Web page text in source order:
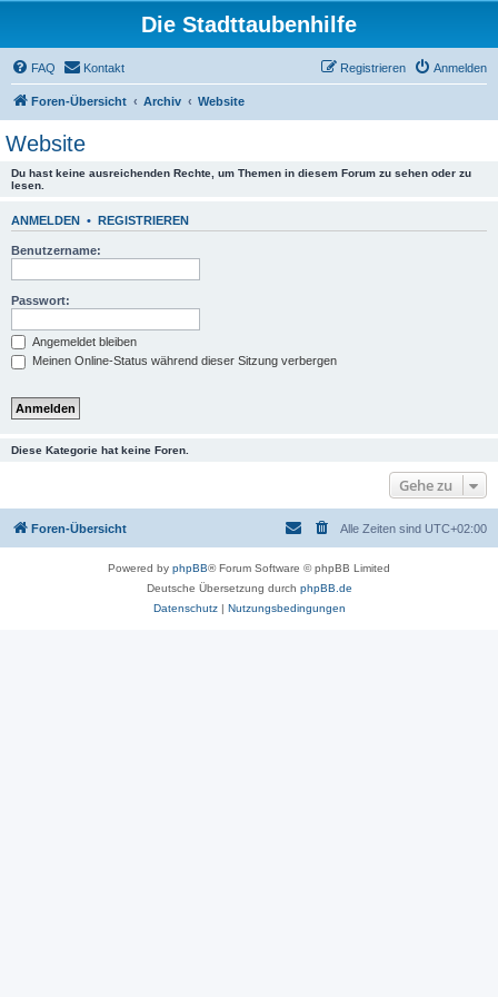
Die Stadttaubenhilfe
FAQ Kontakt Anmelden
Registrieren
Foren-Übersicht Archiv Website
Website
Du hast keine ausreichenden Rechte, um Themen in diesem Forum zu sehen oder zu
lesen.
ANMELDEN • REGISTRIEREN
Benutzername:
Passwort:
Angemeldet bleiben
Meinen Online-Status während dieser Sitzung verbergen
Diese Kategorie hat keine Foren.
Gehe zu
Foren-Übersicht Alle Zeiten sind UTC+02:00
Powered by phpBB® Forum Software © phpBB Limited
Deutsche Übersetzung durch phpBB.de
Datenschutz| Nutzungsbedingungen